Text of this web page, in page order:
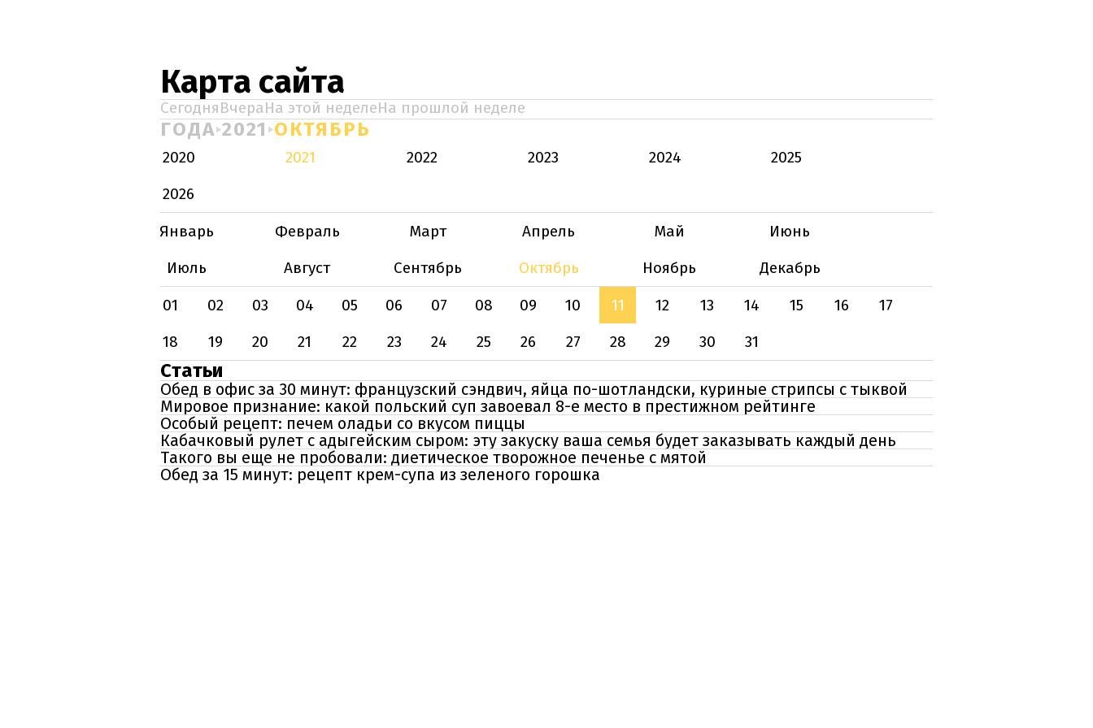
Карта сайта
СегодняВчераНа этой неделеНа прошлой неделе
ГОДА 2021 ОКТЯБРЬ
2020 2021 2022 2023 2024
2025
2026
Январь
Февраль Март Апрель Май
Июнь
Июль
Август Сентябрь Октябрь Ноябрь
Декабрь
01
02 03 04 05 06 07 08 09 10 11 12 13 14 15 16
17
18
19 20 21 22 23 24 25 26 27 28 29 30 31
Статьи
Обед в офис за 30 минут: французский сэндвич, яйца по-шотландски, куриные стрипсы с тыквой
Мировое признание: какой польский суп завоевал 8-е место в престижном рейтинге
Особый рецепт: печем оладьи со вкусом пиццы
Кабачковый рулет с адыгейским сыром: эту закуску ваша семья будет заказывать каждый день
Такого вы еще не пробовали: диетическое творожное печенье с мятой
Обед за 15 минут: рецепт крем-супа из зеленого горошка